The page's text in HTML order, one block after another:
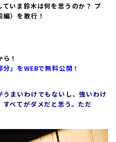
いま鈴木は何を思うのか？ プ
）を敢行！
！
」をWEBで無料公開！
まいわけでもないし、強いわけ
べてがダメだと思う。ただ